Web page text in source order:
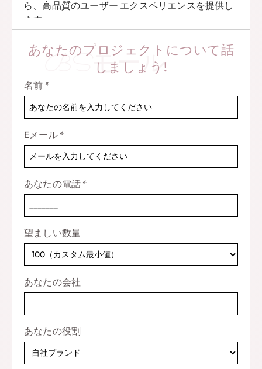
あなたのプロジェクトについて話
しましょう!
BSモール
名前 *
Eメール *
あなたの電話 *
望ましい数量
あなたの会社
あなたの役割
ら、高品質のユーザー エクスペリエンスを提供し
ます.
BS-MALLのミラー付きパープルメイクブラシ14本
セットは高品質なメイク道具セットです. このセッ
トには以下が含まれます 14 さまざまな機能を備え
たメイクブラシ, ファンデーションブラシなど, ア
イシャドウブラシ, リップブラシ, 等. 毛は高品質の
合成繊維素材で作られています, 柔らかくて快適で
ムーズにします. 加えて, このセットには便利な鏡
も付いています, いつでもメイクができるようにな
ります, どこでも, 旅行やアウトドアでの使用に最
適です.